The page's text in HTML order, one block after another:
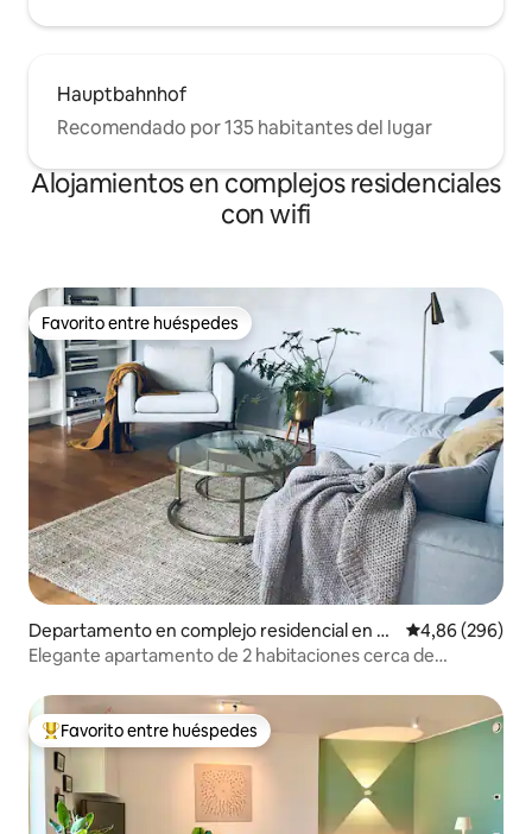
Hauptbahnhof
Recomendado por 135 habitantes del lugar
Alojamientos en complejos residenciales
con wifi
Favorito entre huéspedes
Favorito entre huéspedes
Departamento en complejo residencial en Ba
d Vilbel
Calificación
4,86 (296)
Elegante apartamento de 2 habitaciones cerca de
Favorito entre los huéspedes más destacados
Favorito entre huéspedes